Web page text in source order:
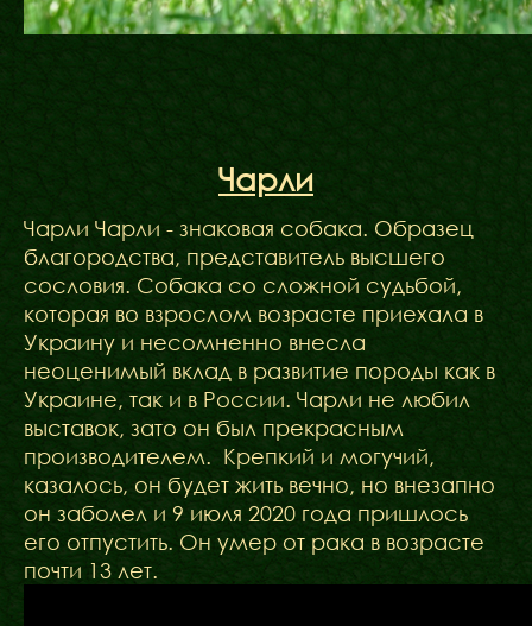
Чарли
Чарли Чарли - знаковая собака. Образец
благородства, представитель высшего
сословия. Собака со сложной судьбой,
которая во взрослом возрасте приехала в
Украину и несомненно внесла
неоценимый вклад в развитие породы как в
Украине, так и в России. Чарли не любил
выставок, зато он был прекрасным
производителем. Крепкий и могучий,
казалось, он будет жить вечно, но внезапно
он заболел и 9 июля 2020 года пришлось
его отпустить. Он умер от рака в возрасте
почти 13 лет.